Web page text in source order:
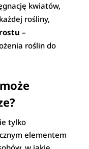
kwiatów,
rośliny,
–
roślin do
tylko
elementem